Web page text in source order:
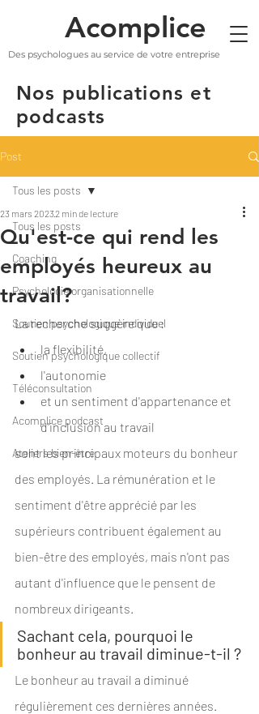
Acomplice
Des psychologues au service de votre entreprise
Nos publications et
podcasts
Post
Tous les posts
Coaching
Psychologie organisationnelle
Soutien psychologique individuel
Soutien psychologique collectif
Téléconsultation
Acomplice podcast
Ateliers bien-être
Tous les posts
Qu'est-ce qui rend les
employés heureux au
travail?
23 mars 20232 min de lecture
La recherche suggère que :
la flexibilité,
l'autonomie
et un sentiment d'appartenance et
d'inclusion au travail
sont les principaux moteurs du bonheur
des employés. La rémunération et le
sentiment d'être apprécié par les
supérieurs contribuent également au
bien-être des employés, mais n'ont pas
autant d'influence que le pensent de
nombreux dirigeants.
Sachant cela, pourquoi le
bonheur au travail diminue-t-il ?
Le bonheur au travail a diminué
régulièrement ces dernières années.